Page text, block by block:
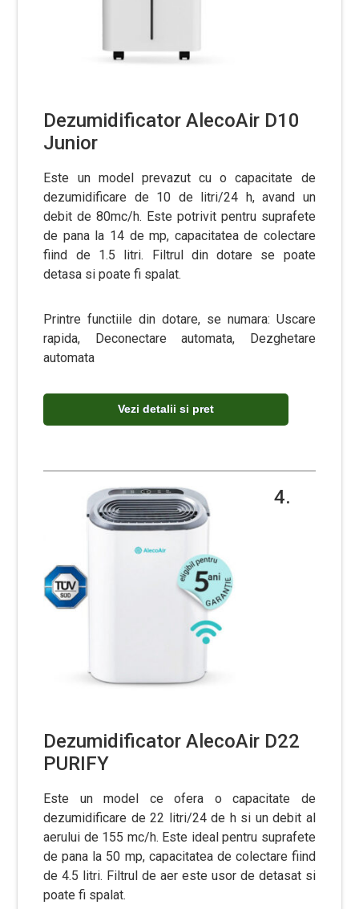
Dezumidificator AlecoAir D10
Junior
Este un model prevazut cu o capacitate de
dezumidificare de 10 de litri/24 h, avand un
debit de 80mc/h. Este potrivit pentru suprafete
de pana la 14 de mp, capacitatea de colectare
fiind de 1.5 litri. Filtrul din dotare se poate
detasa si poate fi spalat.
Printre functiile din dotare, se numara: Uscare
rapida, Deconectare automata, Dezghetare
automata
Vezi detalii si pret
4.
Dezumidificator AlecoAir D22
PURIFY
Este un model ce ofera o capacitate de
dezumidificare de 22 litri/24 de h si un debit al
aerului de 155 mc/h. Este ideal pentru suprafete
de pana la 50 mp, capacitatea de colectare fiind
de 4.5 litri. Filtrul de aer este usor de detasat si
poate fi spalat.